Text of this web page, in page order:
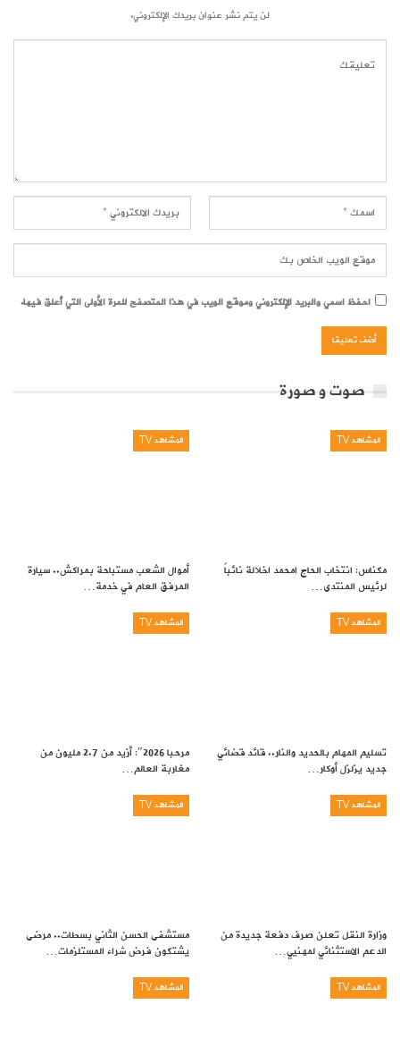
لن يتم نشر عنوان بريدك الإلكتروني.
احفظ اسمي والبريد الإلكتروني وموقع الويب في هذا المتصفح للمرة الأولى التي أعلق فيها.
صوت و صورة
المشاهد TV
مكناس: انتخاب الحاج امحمد اخلالة نائباً
لرئيس المنتدى…
المشاهد TV
أموال الشعب مستباحة بمراكش.. سيارة
المرفق العام في خدمة…
المشاهد TV
تسليم المهام بالحديد والنار.. قائد قضائي
جديد يزلزل أوكار…
المشاهد TV
مرحبا 2026″: أزيد من 2.7 مليون من
مغاربة العالم…
المشاهد TV
وزارة النقل تعلن صرف دفعة جديدة من
الدعم الاستثنائي لمهنيي…
المشاهد TV
مستشفى الحسن الثاني بسطات.. مرضى
يشتكون فرض شراء المستلزمات…
المشاهد TV المشاهد TV